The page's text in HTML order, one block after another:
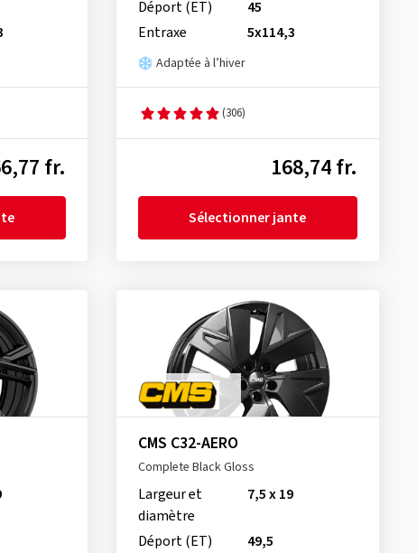
fr.
Déport (ET)
45
Entraxe
5x114,3
Adaptée à l’hiver
(306)
168,74 fr.
Sélectionner jante
CMS C32-AERO
Complete Black Gloss
Largeur et
diamètre
7,5 x 19
Déport (ET)
49,5